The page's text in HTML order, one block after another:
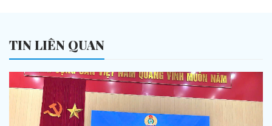
TIN LIÊN QUAN